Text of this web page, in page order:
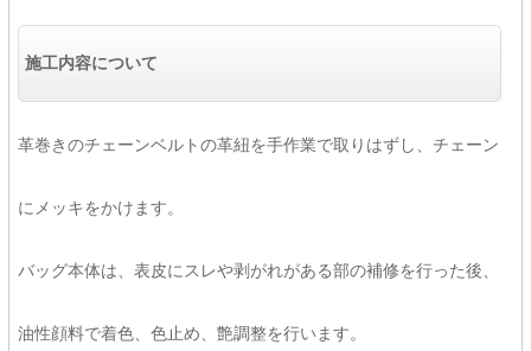
施工内容について
革巻きのチェーンベルトの革紐を手作業で取りはずし、チェーン
にメッキをかけます。
バッグ本体は、表皮にスレや剥がれがある部の補修を行った後、
油性顔料で着色、色止め、艶調整を行います。